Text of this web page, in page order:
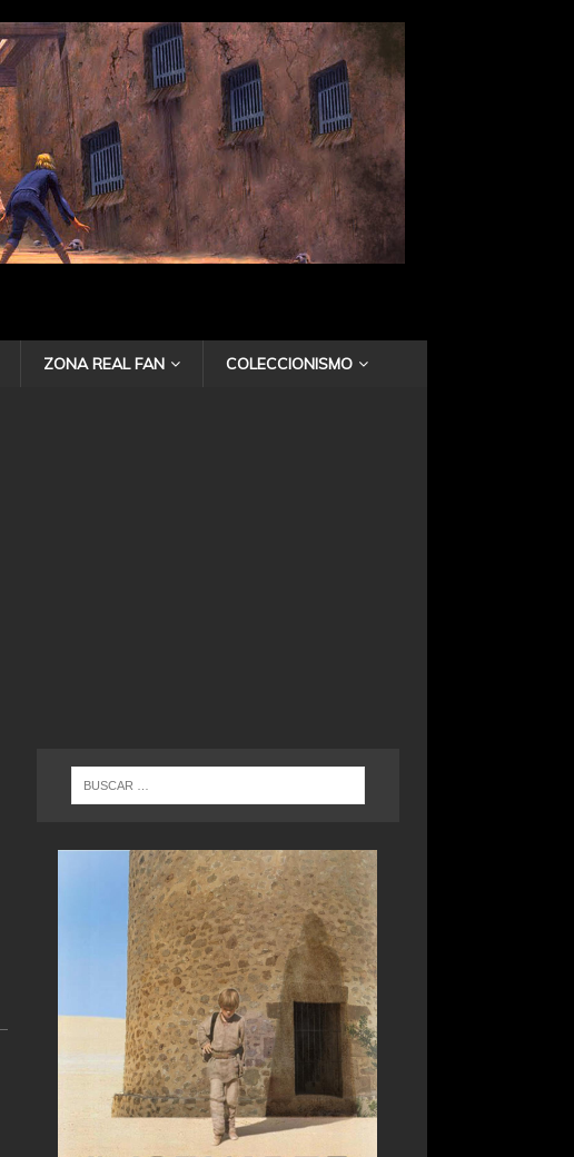
ZONA REAL FAN COLECCIONISMO